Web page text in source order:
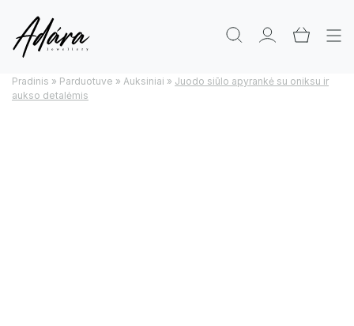
Pradinis » Parduotuve » Auksiniai » Juodo siūlo apyrankė su oniksu ir
aukso detalėmis